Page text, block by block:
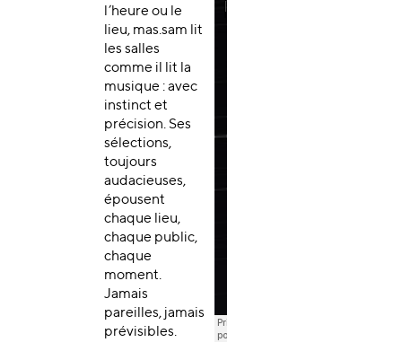
l’heure ou le
lieu, mas.sam lit
les salles
comme il lit la
musique : avec
instinct et
précision. Ses
sélections,
toujours
audacieuses,
épousent
chaque lieu,
chaque public,
chaque
moment.
Jamais
pareilles, jamais
prévisibles.